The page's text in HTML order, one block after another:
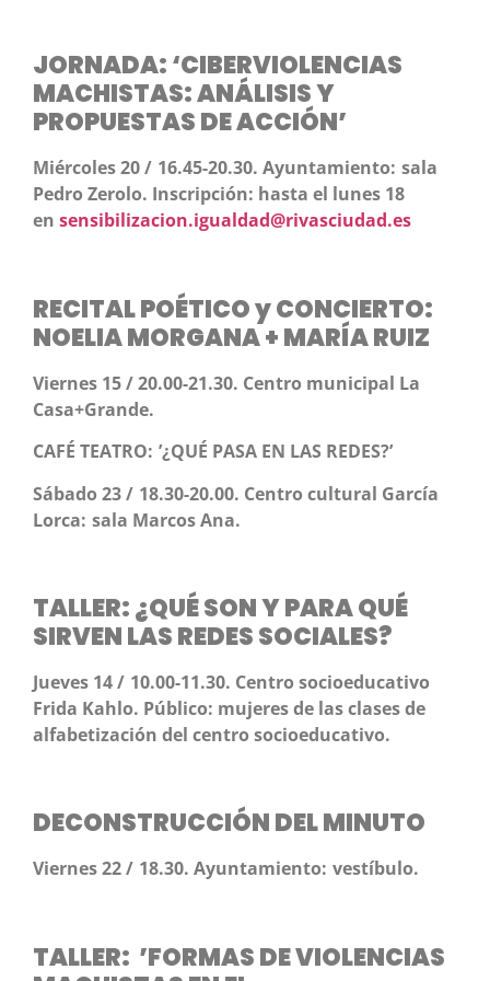
JORNADA: ‘CIBERVIOLENCIAS
MACHISTAS: ANÁLISIS Y
PROPUESTAS DE ACCIÓN’
Miércoles 20 / 16.45-20.30. Ayuntamiento: sala
Pedro Zerolo. Inscripción: hasta el lunes 18
en sensibilizacion.igualdad@rivasciudad.es
RECITAL POÉTICO y CONCIERTO:
NOELIA MORGANA + MARÍA RUIZ
Viernes 15 / 20.00-21.30. Centro municipal La
Casa+Grande.
CAFÉ TEATRO: ’¿QUÉ PASA EN LAS REDES?’
Sábado 23 / 18.30-20.00. Centro cultural García
Lorca: sala Marcos Ana.
TALLER: ¿QUÉ SON Y PARA QUÉ
SIRVEN LAS REDES SOCIALES?
Jueves 14 / 10.00-11.30. Centro socioeducativo
Frida Kahlo. Público: mujeres de las clases de
alfabetización del centro socioeducativo.
DECONSTRUCCIÓN DEL MINUTO
Viernes 22 / 18.30. Ayuntamiento: vestíbulo.
TALLER: ’FORMAS DE VIOLENCIAS